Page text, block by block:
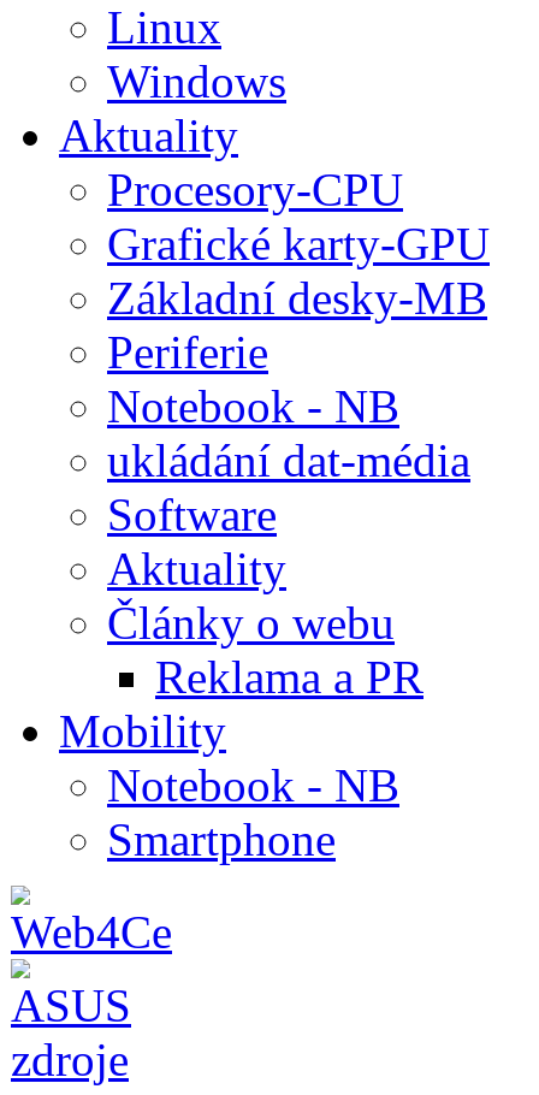
Linux
Windows
Aktuality
Procesory-CPU
Grafické karty-GPU
Základní desky-MB
Periferie
Notebook - NB
ukládání dat-média
Software
Aktuality
Články o webu
Reklama a PR
Mobility
Notebook - NB
Smartphone